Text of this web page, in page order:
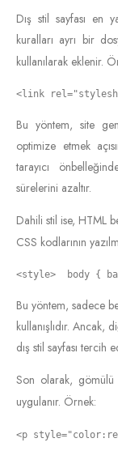
Dış stil sayfası en
kuralları ayrı bir
kullanılarak eklenir.
<link
Bu yöntem, site
optimize etmek
tarayıcı
sürelerini azaltır.
Dahili stil ise, HTML
CSS kodlarının
<style>  body {
Bu yöntem, sadece
kullanışlıdır. Ancak,
dış stil sayfası tercih
Son olarak,
uygulanır. Örnek:
<p